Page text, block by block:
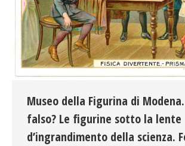
Museo della Figurina di
falso? Le figurine sotto la lente
d’ingrandimento della scienza.